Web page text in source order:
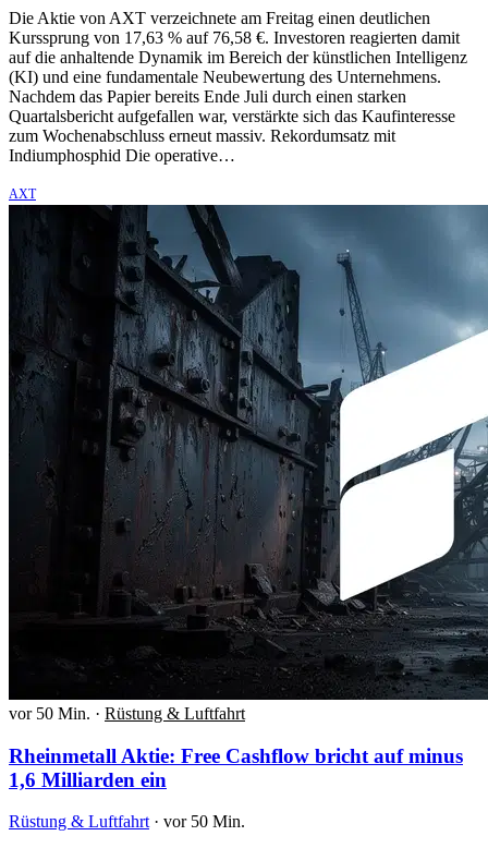
Die Aktie von AXT verzeichnete am Freitag einen deutlichen
Kurssprung von 17,63 % auf 76,58 €. Investoren reagierten damit
auf die anhaltende Dynamik im Bereich der künstlichen Intelligenz
(KI) und eine fundamentale Neubewertung des Unternehmens.
Nachdem das Papier bereits Ende Juli durch einen starken
Quartalsbericht aufgefallen war, verstärkte sich das Kaufinteresse
zum Wochenabschluss erneut massiv. Rekordumsatz mit
Indiumphosphid Die operative…
AXT
vor 50 Min. · Rüstung & Luftfahrt
Rheinmetall Aktie: Free Cashflow bricht auf minus
1,6 Milliarden ein
Rüstung & Luftfahrt · vor 50 Min.